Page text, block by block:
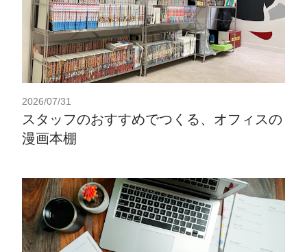
2026/07/31
スタッフのおすすめでつくる、オフィスの
漫画本棚